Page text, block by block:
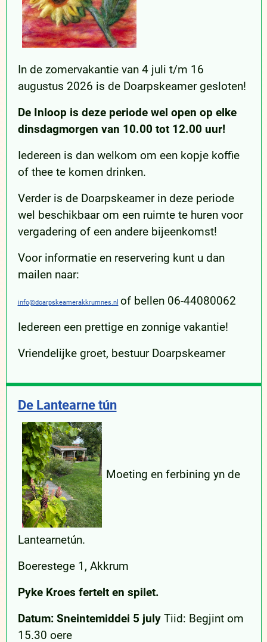
In de zomervakantie van 4 juli t/m 16
augustus 2026 is de Doarpskeamer gesloten!
De Inloop is deze periode wel open op elke
dinsdagmorgen van 10.00 tot 12.00 uur!
Iedereen is dan welkom om een kopje koffie
of thee te komen drinken.
Verder is de Doarpskeamer in deze periode
wel beschikbaar om een ruimte te huren voor
vergadering of een andere bijeenkomst!
Voor informatie en reservering kunt u dan
mailen naar:
info@doarpskeamerakkrumnes.nl of bellen 06-44080062
Iedereen een prettige en zonnige vakantie!
Vriendelijke groet, bestuur Doarpskeamer
De Lantearne tún
Moeting en ferbining yn de
Lantearnetún.
Boerestege 1, Akkrum
Pyke Kroes fertelt en spilet.
Datum: Sneintemiddei 5 julyTiid: Begjint om
15.30 oere